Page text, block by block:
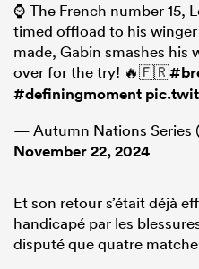
⌚️ The French number 15,
timed offload to his
made, Gabin smashes his
over for the try! 🔥🇫🇷
#definingmoment
— Autumn Nations Series
November 22, 2024
Et son retour s’était déjà
handicapé par les
disputé que quatre